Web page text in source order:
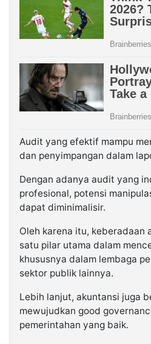
Audit yang efektif mampu
dan penyimpangan dalam
Dengan adanya audit yang
profesional, potensi
dapat diminimalisir.
Oleh karena itu, keberadaan
satu pilar utama dalam
khususnya dalam lembaga
sektor publik lainnya.
Lebih lanjut, akuntansi juga
mewujudkan good
pemerintahan yang baik.